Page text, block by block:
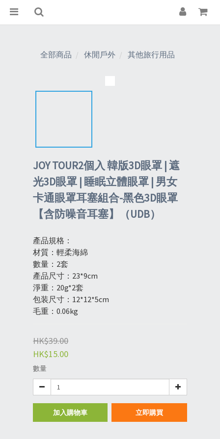
全部商品 休閒戶外 其他旅行用品
JOY TOUR2個入 韓版3D眼罩 | 遮
光3D眼罩 | 睡眠立體眼罩 | 男女
卡通眼罩耳塞組合-黑色3D眼罩
【含防噪音耳塞】（UDB）
產品規格：
材質：輕柔海綿
數量：2套
產品尺寸：23*9cm
淨重：20g*2套
包装尺寸：12*12*5cm
毛重：0.06kg
HK$39.00
HK$15.00
數量
加入購物車 立即購買